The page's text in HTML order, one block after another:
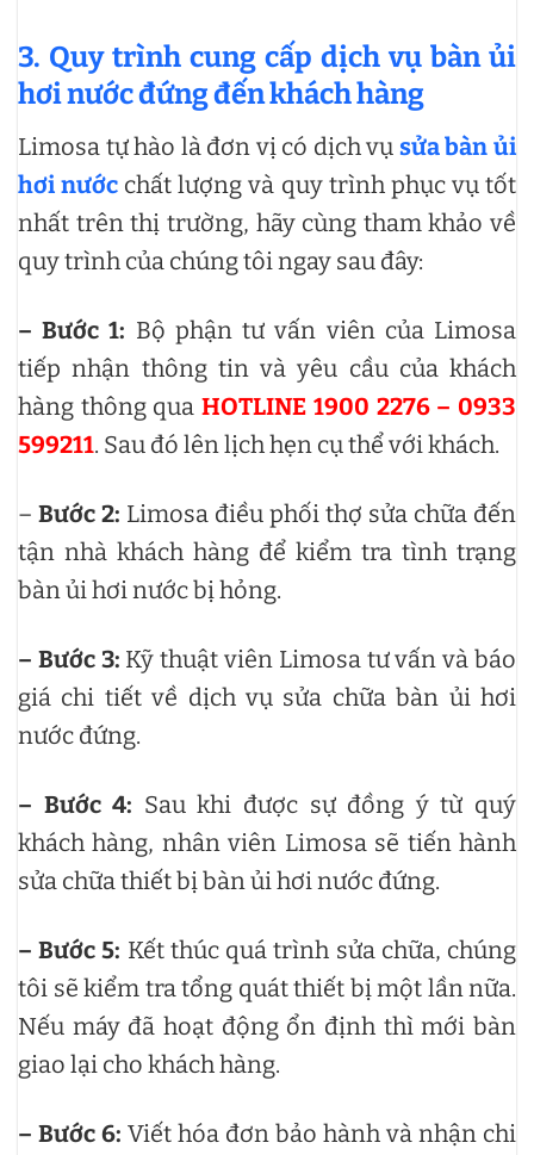
3. Quy trình cung cấp dịch vụ bàn ủi
hơi nước đứng đến khách hàng
Limosa tự hào là đơn vị có dịch vụ sửa bàn ủi
hơi nước chất lượng và quy trình phục vụ tốt
nhất trên thị trường, hãy cùng tham khảo về
quy trình của chúng tôi ngay sau đây:
– Bước 1: Bộ phận tư vấn viên của Limosa
tiếp nhận thông tin và yêu cầu của khách
hàng thông quaHOTLINE 1900 2276 – 0933
599211. Sau đó lên lịch hẹn cụ thể với khách.
– Bước 2: Limosa điều phối thợ sửa chữa đến
tận nhà khách hàng để kiểm tra tình trạng
bàn ủi hơi nước bị hỏng.
– Bước 3: Kỹ thuật viên Limosa tư vấn và báo
giá chi tiết về dịch vụ sửa chữa bàn ủi hơi
nước đứng.
– Bước 4: Sau khi được sự đồng ý từ quý
khách hàng, nhân viên Limosa sẽ tiến hành
sửa chữa thiết bị bàn ủi hơi nước đứng.
– Bước 5: Kết thúc quá trình sửa chữa, chúng
tôi sẽ kiểm tra tổng quát thiết bị một lần nữa.
Nếu máy đã hoạt động ổn định thì mới bàn
giao lại cho khách hàng.
– Bước 6: Viết hóa đơn bảo hành và nhận chi